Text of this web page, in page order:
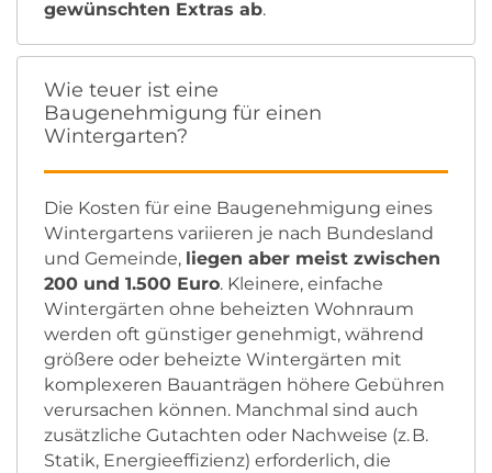
gewünschten Extras ab.
Wie teuer ist eine
Baugenehmigung für einen
Wintergarten?
Die Kosten für eine Baugenehmigung eines
Wintergartens variieren je nach Bundesland
und Gemeinde, liegen aber meist zwischen
200 und 1.500 Euro. Kleinere, einfache
Wintergärten ohne beheizten Wohnraum
werden oft günstiger genehmigt, während
größere oder beheizte Wintergärten mit
komplexeren Bauanträgen höhere Gebühren
verursachen können. Manchmal sind auch
zusätzliche Gutachten oder Nachweise (z. B.
Statik, Energieeffizienz) erforderlich, die